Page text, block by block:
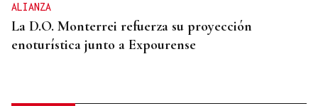
ALIANZA
La D.O. Monterrei refuerza su proyección
enoturística junto a Expourense